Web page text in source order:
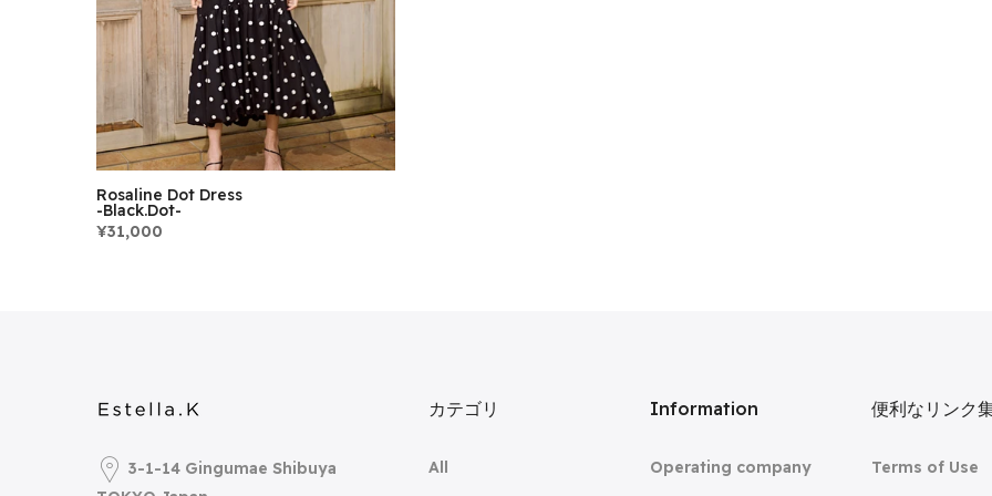
Rosaline Dot Dress
-Black.dot-
¥31,000
3-1-14 Gingumae Shibuya
カテゴリ
All
Information
Operating company
便利なリンク
Terms of Use